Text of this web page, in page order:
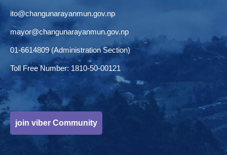
ito@changunarayanmun.gov.np
mayor@changunarayanmun.gov.np
01-6614809 (Administration Section)
Toll Free Number: 1810-50-00121
join viber Community